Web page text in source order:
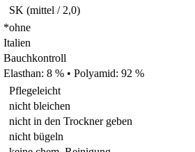
SK (mittel / 2,0)
*ohne
Italien
Bauchkontroll
Elasthan: 8 % • Polyamid: 92 %
Pflegeleicht
nicht bleichen
nicht in den Trockner geben
nicht bügeln